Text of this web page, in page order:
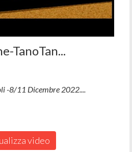
TanoTan...
-8/11 Dicembre 2022....
video